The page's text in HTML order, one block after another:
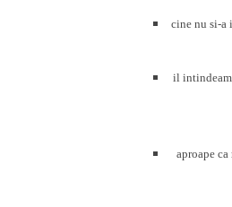
cine nu si-a
il intindeam
aproape